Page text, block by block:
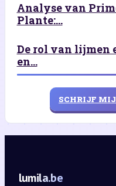
Analyse van
Plante:...
De rol van lijmen
en...
SCHRIJF
lumila.be